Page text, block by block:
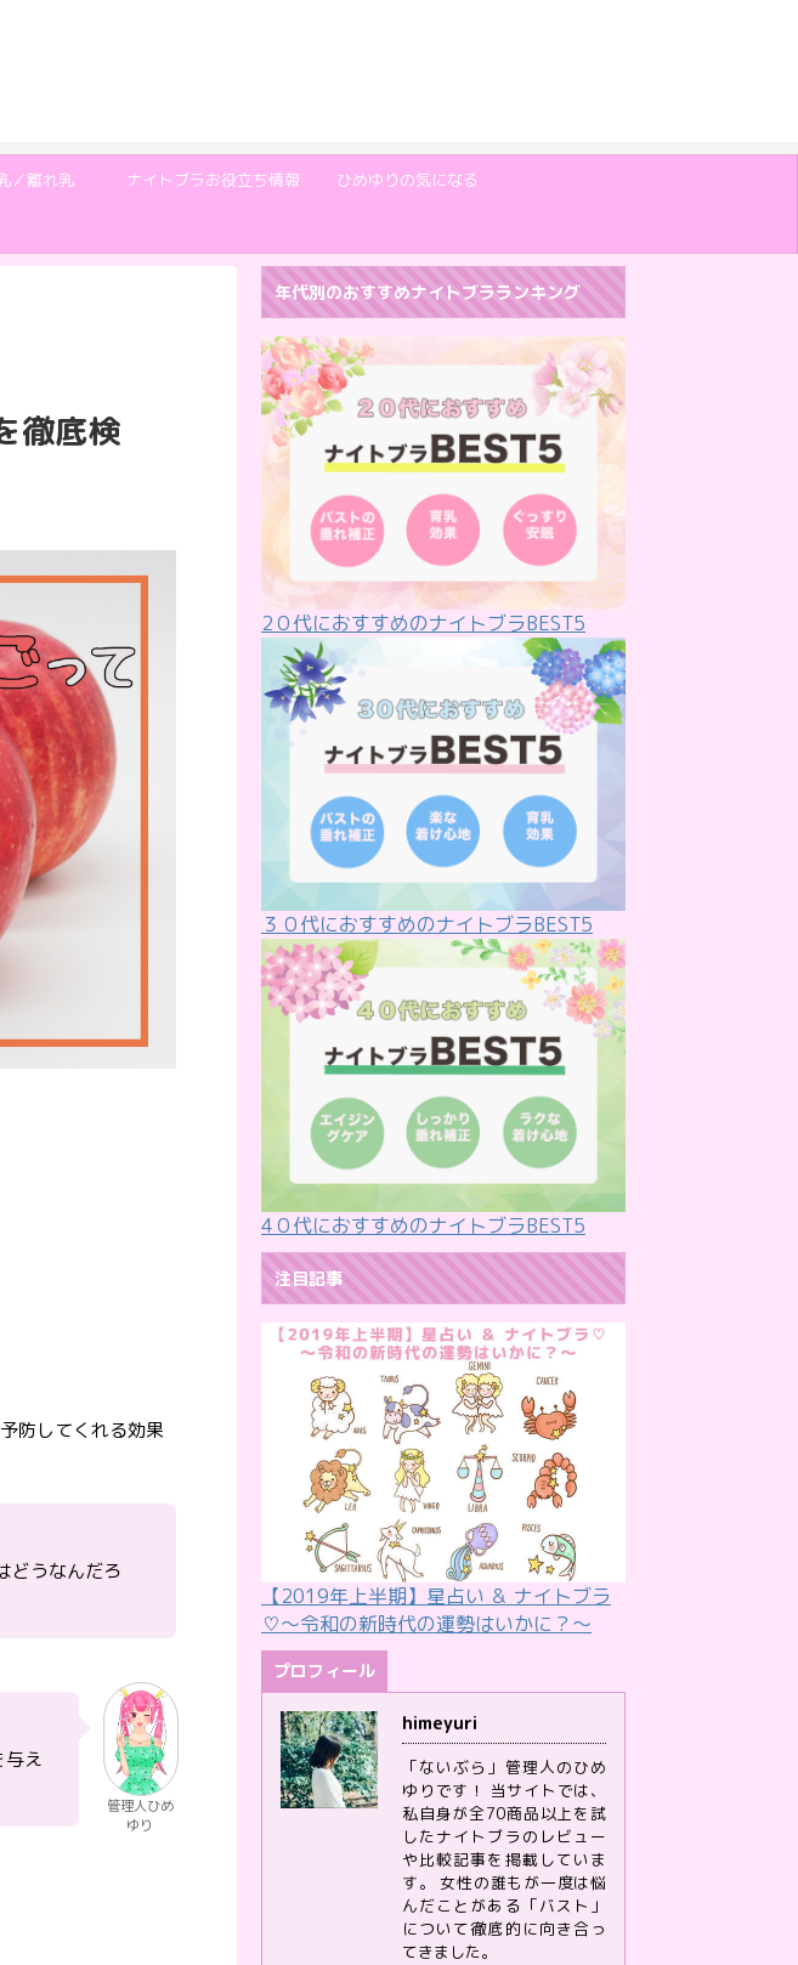
／離れ乳 ナイトブラお役立ち情報 ひめゆりの気になる
徹底検
防してくれる効果
どうなんだろ
与え
管理人ひめ
ゆり
年代別のおすすめナイトブラランキング
2０代におすすめのナイトブラBEST5
３０代におすすめのナイトブラBEST5
4０代におすすめのナイトブラBEST5
注目記事
【2019年上半期】星占い ＆ ナイトブラ
♡〜令和の新時代の運勢はいかに？〜
プロフィール
himeyuri
「ないぶら」管理人のひめ
ゆりです！ 当サイトでは、
私自身が全70商品以上を試
したナイトブラのレビュー
や比較記事を掲載していま
す。 女性の誰もが一度は悩
んだことがある「バスト」
について徹底的に向き合っ
てきました。